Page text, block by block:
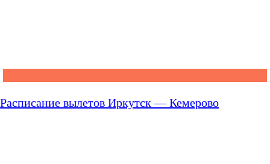
Расписание вылетов Иркутск — Кемерово